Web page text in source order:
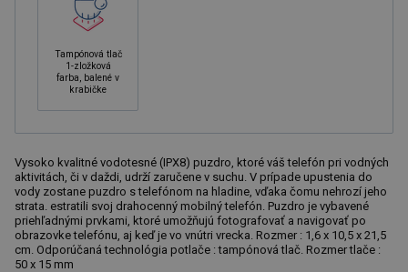
Tampónová tlač
1-zložková
farba, balené v
krabičke
Vysoko kvalitné vodotesné (IPX8) puzdro, ktoré váš telefón pri vodných
aktivitách, či v daždi, udrží zaručene v suchu. V prípade upustenia do
vody zostane puzdro s telefónom na hladine, vďaka čomu nehrozí jeho
strata. estratili svoj drahocenný mobilný telefón. Puzdro je vybavené
priehľadnými prvkami, ktoré umožňujú fotografovať a navigovať po
obrazovke telefónu, aj keď je vo vnútri vrecka. Rozmer : 1,6 x 10,5 x 21,5
cm. Odporúčaná technológia potlače : tampónová tlač. Rozmer tlače :
50 x 15 mm